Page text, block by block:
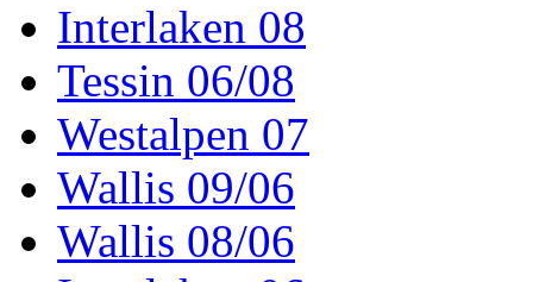
Interlaken 08
Tessin 06/08
Westalpen 07
Wallis 09/06
Wallis 08/06